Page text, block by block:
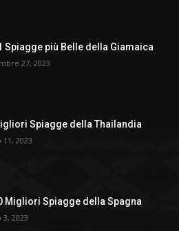
Spiagge più Belle della Giamaica
27, 2023
Spiagge della Thailandia
11, 2023
Migliori Spiagge della Spagna
3, 2023